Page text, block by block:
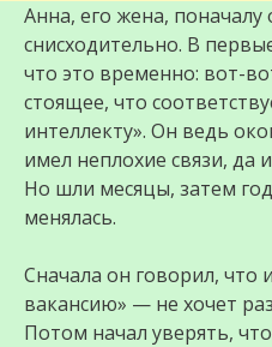
Анна, его жена, поначалу
снисходительно. В
что это временно: вот-
стоящее, что
интеллекту». Он ведь
имел неплохие связи, да
Но шли месяцы, затем
менялась.
Сначала он говорил,
вакансию» — не хочет
Потом начал уверять,